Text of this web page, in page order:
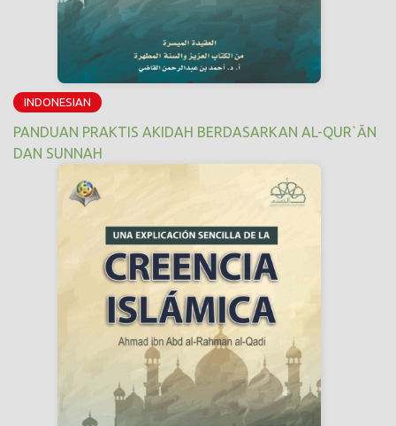
INDONESIAN
PANDUAN PRAKTIS AKIDAH BERDASARKAN AL-QUR`ĀN
DAN SUNNAH